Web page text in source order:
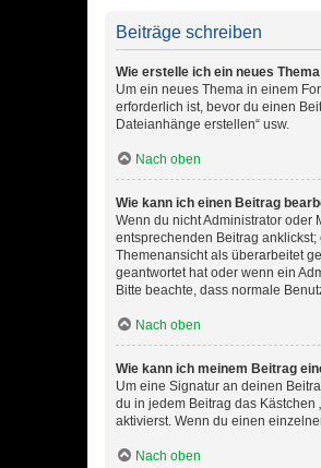
Beiträge schreiben
Wie erstelle ich ein neues
Um ein neues Thema in einem
erforderlich ist, bevor du einen
Dateianhänge erstellen“ usw.
Nach oben
Wie kann ich einen Beitrag
Wenn du nicht Administrator oder
entsprechenden Beitrag
Themenansicht als überarbeitet
geantwortet hat oder wenn ein
Bitte beachte, dass normale
Nach oben
Wie kann ich meinem Beitrag
Um eine Signatur an deinen
du in jedem Beitrag das
aktivierst. Wenn du einen
Nach oben